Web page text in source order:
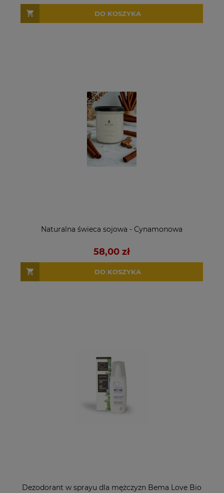
DO KOSZYKA
Naturalna świeca sojowa - Cynamonowa
58,00 zł
DO KOSZYKA
Dezodorant w sprayu dla mężczyzn Bema Love Bio